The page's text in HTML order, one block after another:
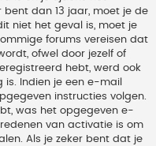
dan 13 jaar, moet je de
niet het geval is, moet je
forums vereisen dat
ofwel door jezelf of
hebt, werd ook
Indien je een e-mail
instructies volgen.
was het opgegeven e-
van activatie is om
Als je zeker bent dat je